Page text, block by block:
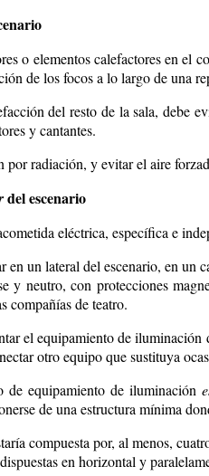
o elementos calefactores en el
de los focos a lo largo de una
del resto de la sala, debe
y cantantes.
por radiación, y evitar el aire
del escenario
eléctrica, específica e
en un lateral del escenario, en
y neutro, con protecciones
compañías de teatro.
el equipamiento de
otro equipo que sustituya
de equipamiento de iluminación
de una estructura mínima
compuesta por, al menos,
en horizontal y